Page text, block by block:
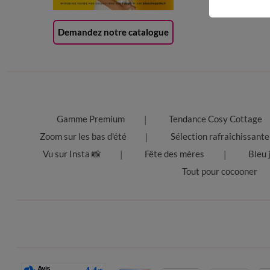
Demandez notre catalogue
Gamme Premium Tendance Cosy Cottage
Zoom sur les bas d'été
Sélection rafraîchissante
Vu sur Insta 📸
Fête des mères Bleu
Tout pour cocooner